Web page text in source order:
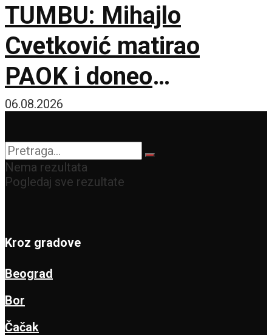
TUMBU: Mihajlo
Cvetković matirao
PAOK i doneo
Anderlehtu zlata vredan
trijumf u Solunu!
06.08.2026
Nema rezultata
Pogledaj sve rezultate
Kroz gradove
Beograd
Bor
Čačak